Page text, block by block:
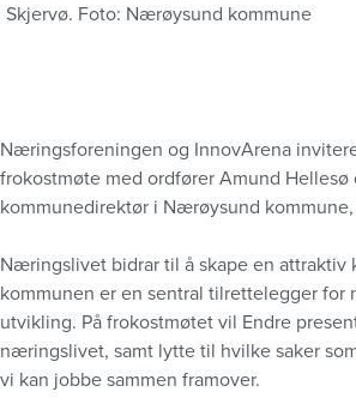
Skjervø. Foto: Nærøysund kommune
Næringsforeningen og InnovArena
frokostmøte med ordfører Amund Hellesø
kommunedirektør i Nærøysund kommune,
Næringslivet bidrar til å skape en attraktiv
kommunen er en sentral tilrettelegger
utvikling. På frokostmøtet vil Endre
næringslivet, samt lytte til hvilke saker
vi kan jobbe sammen framover.